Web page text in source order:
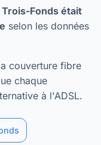
Fonds était
selon les données
couverture fibre
chaque
à l'ADSL.